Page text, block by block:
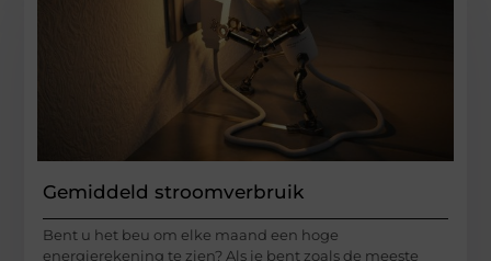
Gemiddeld stroomverbruik
Bent u het beu om elke maand een hoge
energierekening te zien? Als je bent zoals de meeste